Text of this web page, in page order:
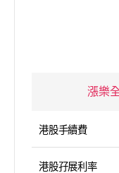
漲樂
港股手續費
港股孖展利率